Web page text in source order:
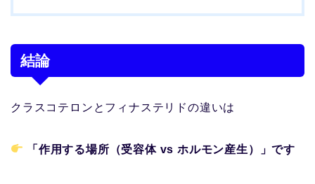
結論
クラスコテロンとフィナステリドの違いは
「作用する場所（受容体 vs ホルモン産生）」です